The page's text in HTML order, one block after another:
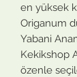
en yüksek
Origanum
Yabani
Kekikshop
özenle